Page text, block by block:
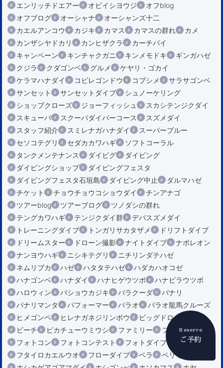
Reserve
ご予約
エンリッチドエアー
オビイシヨウジ
オフblog
オフブログ
オーシャナ
オーシャンズ十二
カエルアンコウ
カジキ カマス カマスの群れ
カメ
カンザシヤドカリ
カンヒザクラ
カーチバイ
キャンペーン
キンチャクガニ キンメモドキ
ギンガハゼ
クジラ
クダゴンベ グルメ
ケヤリ・ゴカイ
ケラマハナダイ
コビレゴンドウ コブシメ
サラサゴンベ
サンセット
サンセットダイブ
シュノーケリング
ショップクローズ
ジョーフィッシュ
スカシテンジクダイ
スキューバ
スクーバダイバーコース
スズメダイ
スタッフ紹介
スミレナガハナダイ
スーパーブルー
セソコテグリ
セダカカワハギ
ソフトコーラル
タンクメンテナンス
ダイビグ
ダイビング
ダイビングショップ
ダイビングフェスタ
ダイビングフェスタ石垣島
ダイビング中止
ダルマハゼ
チケット
チョウチョウコショウダイ
チンアナゴ
ツアーblog
ツアーブログ
ツノダシの群れ
テングカワハギ
テンジクダイ群
デバスズメダイ
トレーニングダイブ
トンガリサカタザメ
ドリフトダイブ
ドリームスター
ドローン撮影 ナイトダイブ
ナポレオン
ナンヨウハギ
ニシキテグリ
ニチリンダテハゼ
ネムリブカ
ハゼ ハタタテハゼ
ハダカハオコゼ
ハナゴンベ
ハナダイ ハナヒゲウツボ
ハナビラウツボ
ハロウィン
バショウカジキ バラクーダ
パナリ
パナリマンタ
パフォーマー パラオ
パラオ龍馬クルーズ
ヒメゴンベ
ヒレナガネジリンボウ
ビッグドロップ
ビーチ
ピカチューウミウシ ファミリー
フエダイ
フォトコン
フォトコンテスト
フォトダイブ
フタイロカエルウオ
フローダイブ ベラ
ペリリュー